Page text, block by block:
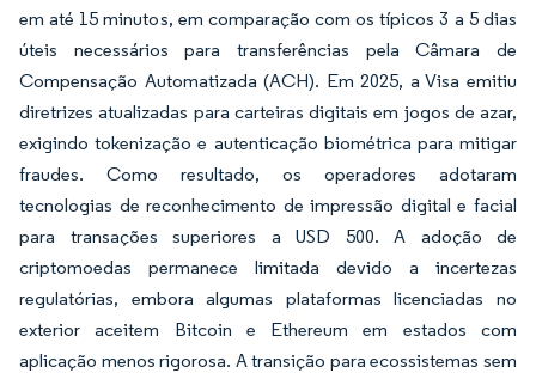
em até 15 minutos, em comparação com os típicos 3 a 5 dias
úteis necessários para transferências pela Câmara de
Compensação Automatizada (ACH). Em 2025, a Visa emitiu
diretrizes atualizadas para carteiras digitais em jogos de azar,
exigindo tokenização e autenticação biométrica para mitigar
fraudes. Como resultado, os operadores adotaram
tecnologias de reconhecimento de impressão digital e facial
para transações superiores a USD 500. A adoção de
criptomoedas permanece limitada devido a incertezas
regulatórias, embora algumas plataformas licenciadas no
exterior aceitem Bitcoin e Ethereum em estados com
aplicação menos rigorosa. A transição para ecossistemas sem